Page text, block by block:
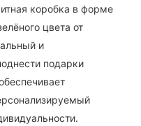
коробка в форме
цвета от
и
подарки